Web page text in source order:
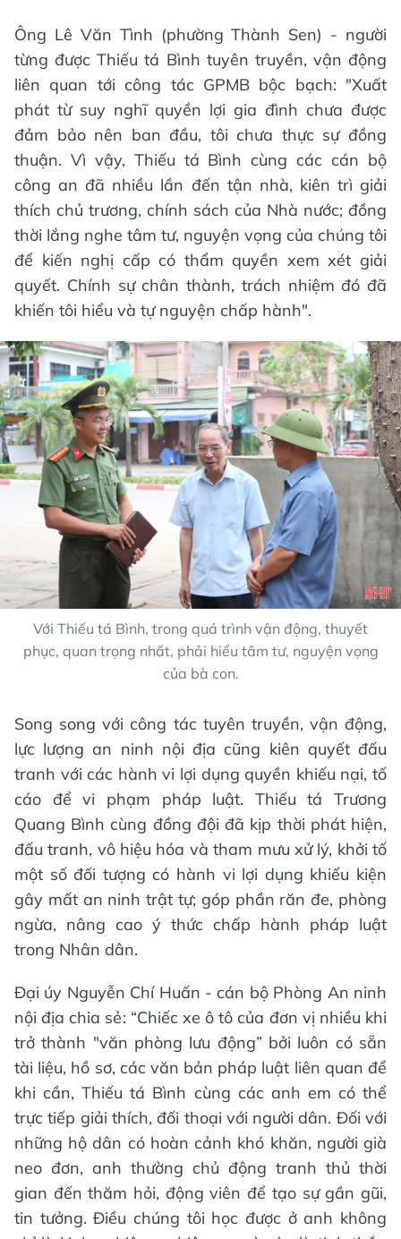
Ông Lê Văn Tình (phường Thành Sen) - người
từng được Thiếu tá Bình tuyên truyền, vận động
liên quan tới công tác GPMB bộc bạch: "Xuất
phát từ suy nghĩ quyền lợi gia đình chưa được
đảm bảo nên ban đầu, tôi chưa thực sự đồng
thuận. Vì vậy, Thiếu tá Bình cùng các cán bộ
công an đã nhiều lần đến tận nhà, kiên trì giải
thích chủ trương, chính sách của Nhà nước; đồng
thời lắng nghe tâm tư, nguyện vọng của chúng tôi
để kiến nghị cấp có thẩm quyền xem xét giải
quyết. Chính sự chân thành, trách nhiệm đó đã
khiến tôi hiểu và tự nguyện chấp hành".
Với Thiếu tá Bình, trong quá trình vận động, thuyết
phục, quan trọng nhất, phải hiểu tâm tư, nguyện vọng
của bà con.
Song song với công tác tuyên truyền, vận động,
lực lượng an ninh nội địa cũng kiên quyết đấu
tranh với các hành vi lợi dụng quyền khiếu nại, tố
cáo để vi phạm pháp luật. Thiếu tá Trương
Quang Bình cùng đồng đội đã kịp thời phát hiện,
đấu tranh, vô hiệu hóa và tham mưu xử lý, khởi tố
một số đối tượng có hành vi lợi dụng khiếu kiện
gây mất an ninh trật tự; góp phần răn đe, phòng
ngừa, nâng cao ý thức chấp hành pháp luật
trong Nhân dân.
Đại úy Nguyễn Chí Huấn - cán bộ Phòng An ninh
nội địa chia sẻ: “Chiếc xe ô tô của đơn vị nhiều khi
trở thành "văn phòng lưu động” bởi luôn có sẵn
tài liệu, hồ sơ, các văn bản pháp luật liên quan để
khi cần, Thiếu tá Bình cùng các anh em có thể
trực tiếp giải thích, đối thoại với người dân. Đối với
những hộ dân có hoàn cảnh khó khăn, người già
neo đơn, anh thường chủ động tranh thủ thời
gian đến thăm hỏi, động viên để tạo sự gần gũi,
tin tưởng. Điều chúng tôi học được ở anh không